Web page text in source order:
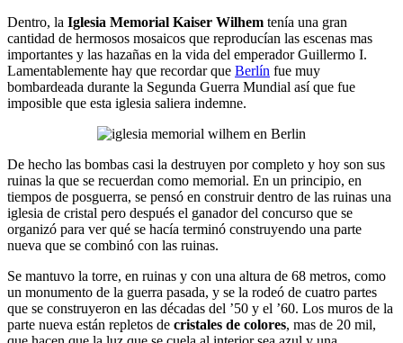
Dentro, la Iglesia Memorial Kaiser Wilhem tenía una gran
cantidad de hermosos mosaicos que reproducían las escenas mas
importantes y las hazañas en la vida del emperador Guillermo I.
Lamentablemente hay que recordar que Berlín fue muy
bombardeada durante la Segunda Guerra Mundial así que fue
imposible que esta iglesia saliera indemne.
De hecho las bombas casi la destruyen por completo y hoy son sus
ruinas la que se recuerdan como memorial. En un principio, en
tiempos de posguerra, se pensó en construir dentro de las ruinas una
iglesia de cristal pero después el ganador del concurso que se
organizó para ver qué se hacía terminó construyendo una parte
nueva que se combinó con las ruinas.
Se mantuvo la torre, en ruinas y con una altura de 68 metros, como
un monumento de la guerra pasada, y se la rodeó de cuatro partes
que se construyeron en las décadas del ’50 y el ’60. Los muros de la
parte nueva están repletos de cristales de colores, mas de 20 mil,